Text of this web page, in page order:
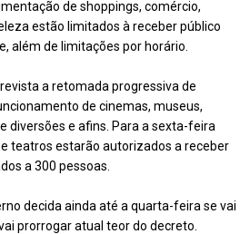
de shoppings, comércio,
estão limitados à receber público
além de limitações por horário.
a retomada progressiva de
de cinemas, museus,
diversões e afins. Para a sexta-feira
teatros estarão autorizados a receber
a 300 pessoas.
decida ainda até a quarta-feira se vai
prorrogar atual teor do decreto.